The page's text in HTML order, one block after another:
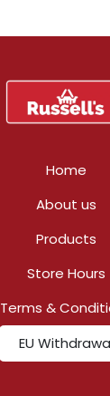
Home
About us
Products
Store Hours
Terms &
EU